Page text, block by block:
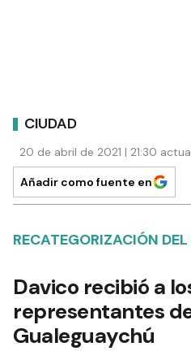
CIUDAD
20 de abril de 2021 | 21:30
Añadir como fuente en
RECATEGORIZACIÓN
Davico recibió a
representantes
Gualeguaychú